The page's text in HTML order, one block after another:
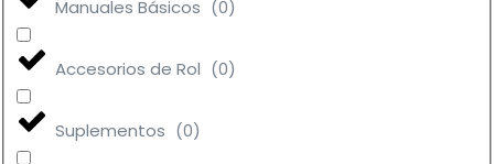
Manuales Básicos (0)
Accesorios de Rol (0)
Suplementos (0)